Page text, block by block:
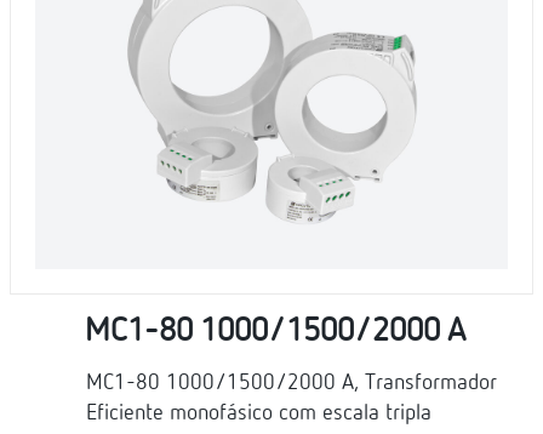
MC1-80 1000/1500/2000 A
MC1-80 1000/1500/2000 A, Transformador
Eficiente monofásico com escala tripla